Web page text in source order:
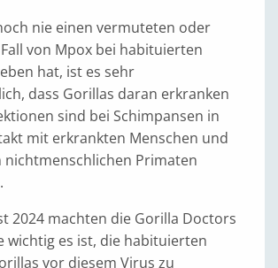
nie einen vermuteten oder
von Mpox bei habituierten
hat, ist es sehr
dass Gorillas daran erkranken
sind bei Schimpansen in
mit erkrankten Menschen und
nichtmenschlichen Primaten
2024 machten die Gorilla Doctors
wichtig es ist, die habituierten
vor diesem Virus zu